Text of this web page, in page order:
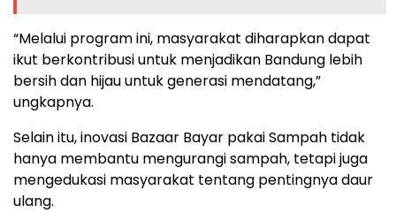
“Melalui program ini, masyarakat diharapkan dapat
ikut berkontribusi untuk menjadikan Bandung lebih
bersih dan hijau untuk generasi mendatang,”
ungkapnya.
Selain itu, inovasi Bazaar Bayar pakai Sampah tidak
hanya membantu mengurangi sampah, tetapi juga
mengedukasi masyarakat tentang pentingnya daur
ulang.